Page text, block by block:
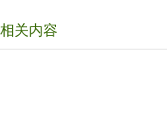
相关内容